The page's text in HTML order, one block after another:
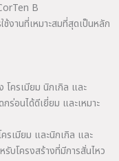
B
งานที่เหมาะสมที่สุดเป็นหลัก
ครเมียม นิกเกิล และ
ร่อนได้ดีเยี่ยม และเหมาะ
รเมียม และนิกเกิล และ
บโครงสร้างที่มีการสั่นไหว